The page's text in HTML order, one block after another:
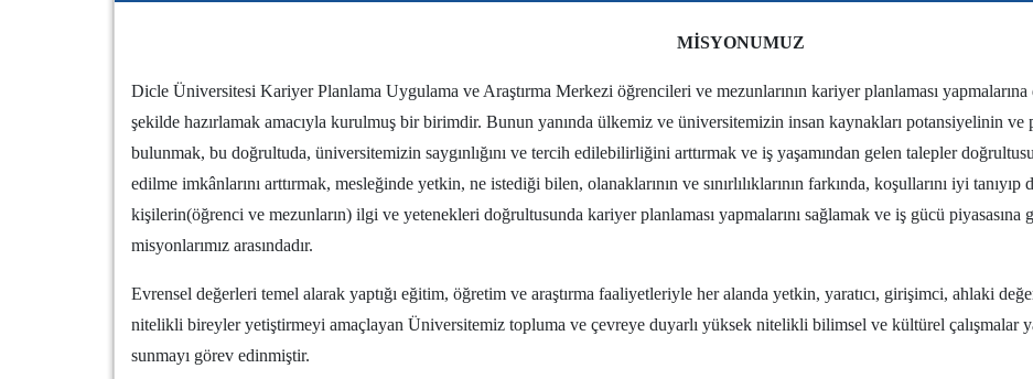
MİSYONUMUZ
Dicle Üniversitesi Kariyer Planlama Uygulama ve Araştırma Merkezi öğrencileri ve mezunlarının kariyer planlaması yapmalarına
şekilde hazırlamak amacıyla kurulmuş bir birimdir. Bunun yanında ülkemiz ve üniversitemizin insan kaynakları potansiyelinin ve
bulunmak, bu doğrultuda, üniversitemizin saygınlığını ve tercih edilebilirliğini arttırmak ve iş yaşamından gelen talepler
edilme imkânlarını arttırmak, mesleğinde yetkin, ne istediği bilen, olanaklarının ve sınırlılıklarının farkında, koşullarını iyi
kişilerin(öğrenci ve mezunların) ilgi ve yetenekleri doğrultusunda kariyer planlaması yapmalarını sağlamak ve iş gücü piyasasına
misyonlarımız arasındadır.
Evrensel değerleri temel alarak yaptığı eğitim, öğretim ve araştırma faaliyetleriyle her alanda yetkin, yaratıcı, girişimci, ahlaki
nitelikli bireyler yetiştirmeyi amaçlayan Üniversitemiz topluma ve çevreye duyarlı yüksek nitelikli bilimsel ve kültürel çalışmalar
sunmayı görev edinmiştir.